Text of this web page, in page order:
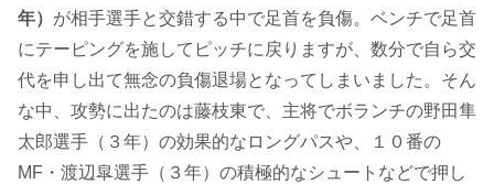
年） が相手選手と交錯する中で足首を負傷。ベンチで足首
にテーピングを施してピッチに戻りますが、数分で自ら交
代を申し出て無念の負傷退場となってしまいました。そん
な中、攻勢に出たのは藤枝東で、主将でボランチの野田隼
太郎選手（３年）の効果的なロングパスや、１０番の
MF・渡辺皐選手（３年）の積極的なシュートなどで押し